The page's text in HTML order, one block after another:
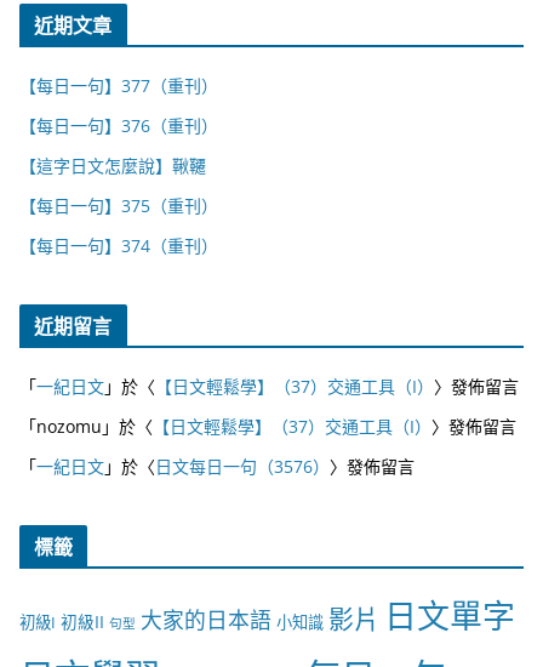
近期文章
【每日一句】377（重刊）
【每日一句】376（重刊）
【這字日文怎麼說】鞦韆
【每日一句】375（重刊）
【每日一句】374（重刊）
近期留言
「一紀日文」於〈 【日文輕鬆學】（37）交通工具（I） 〉發佈留言
「nozomu 」於〈 【日文輕鬆學】（37）交通工具（I） 〉發佈留言
「一紀日文」於〈日文每日一句（3576） 〉發佈留言
標籤
初級I 初級II 句型 大家的日本語 小知識 影片 日文單字